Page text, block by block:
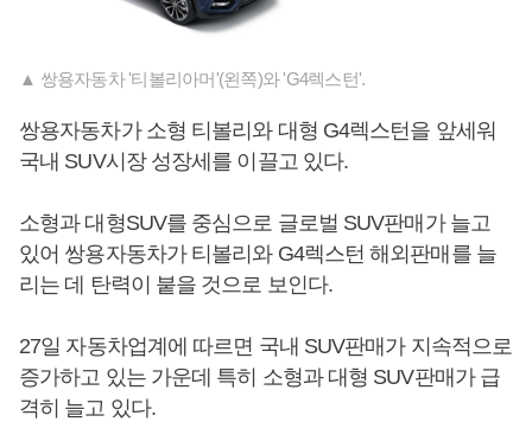
▲ 쌍용자동차 '티볼리아머'(왼쪽)와 'G4렉스턴'.
쌍용자동차가 소형 티볼리와 대형 G4렉스턴을 앞세워
국내 SUV시장 성장세를 이끌고 있다.
소형과 대형SUV를 중심으로 글로벌 SUV판매가 늘고
있어 쌍용자동차가 티볼리와 G4렉스턴 해외판매를 늘
리는 데 탄력이 붙을 것으로 보인다.
27일 자동차업계에 따르면 국내 SUV판매가 지속적으로
증가하고 있는 가운데 특히 소형과 대형 SUV판매가 급
격히 늘고 있다.